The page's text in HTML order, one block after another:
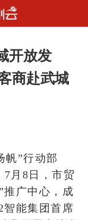
开放发
商赴武城
帆”行动部
月8日，市贸
推广中心，成
智能集团首席